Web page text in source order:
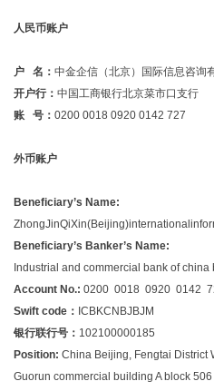
人民币账户
户 名： 中金企信（北京）国际信息咨询
开户行： 中国工商银行北京菜市口支行
账 号： 0200 0018 0920 0142 727
外币账户
Beneficiary’s Name:
Beneficiary’s Banker’s Name:
Industrial and commercial bank of
Account No.: 0200 0018 0920 0142
Swift code： ICBKCNBJBJM
银行联行号： 102100000185
Position: China Beijing, Fengtai District
Guorun commercial building A block 506